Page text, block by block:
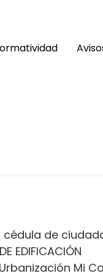
cédula de
EDIFICACIÓN
Mi